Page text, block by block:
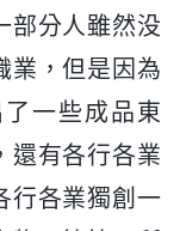
部分人雖然没
業，但是因為
一些成品東
還有各行各業
行各業獨創一